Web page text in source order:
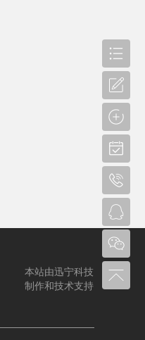
本站由迅宁科技
制作和技术支持